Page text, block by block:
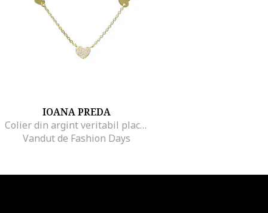
IOANA PREDA
Colier din argint veritabil placat cu aur de 18K, Auriu
Vandut de Fashion Days